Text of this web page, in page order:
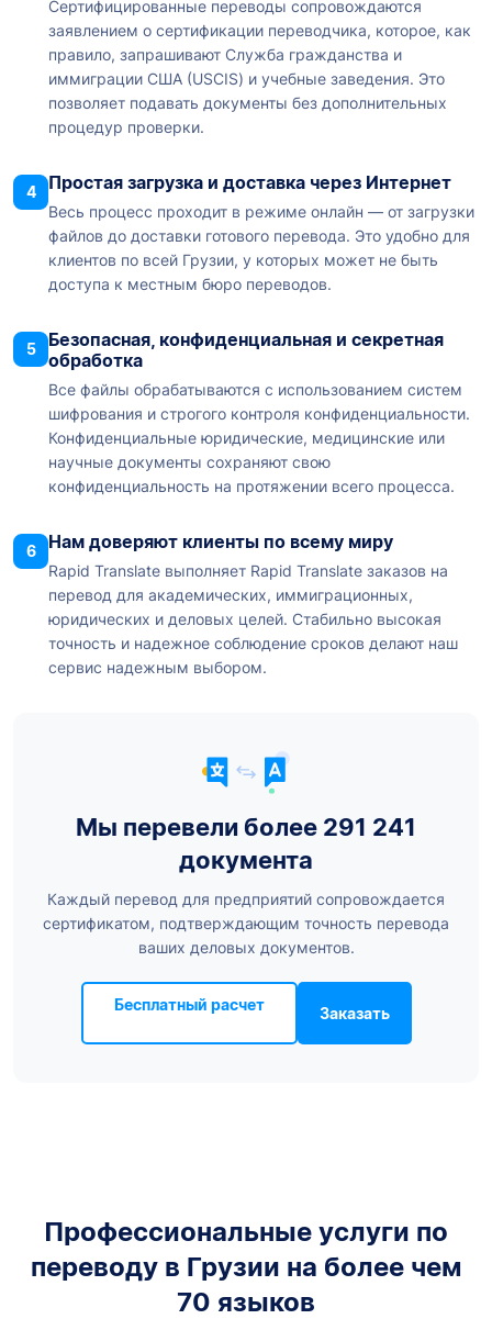
Сертифицированные переводы сопровождаются
заявлением о сертификации переводчика, которое, как
правило, запрашивают Служба гражданства и
иммиграции США (USCIS) и учебные заведения. Это
позволяет подавать документы без дополнительных
процедур проверки.
4 Простая загрузка и доставка через Интернет
Весь процесс проходит в режиме онлайн — от загрузки
файлов до доставки готового перевода. Это удобно для
клиентов по всей Грузии, у которых может не быть
доступа к местным бюро переводов.
5
Безопасная, конфиденциальная и секретная
обработка
Все файлы обрабатываются с использованием систем
шифрования и строгого контроля конфиденциальности.
Конфиденциальные юридические, медицинские или
научные документы сохраняют свою
конфиденциальность на протяжении всего процесса.
6 Нам доверяют клиенты по всему миру
Rapid Translate выполняет Rapid Translate заказов на
перевод для академических, иммиграционных,
юридических и деловых целей. Стабильно высокая
точность и надежное соблюдение сроков делают наш
сервис надежным выбором.
Мы перевели более 291 241
документа
Каждый перевод для предприятий сопровождается
сертификатом, подтверждающим точность перевода
ваших деловых документов.
Бесплатный расчет Заказать
Профессиональные услуги по
переводу в Грузии на более чем
70 языков